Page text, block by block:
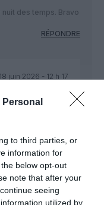
to third parties, or
information for
below opt-out
note that after your
seeing
utilized by
des temps. Bravo
RÉPONDRE
18 juin 2026 - 12 h 17
dire que
RÉPONDRE
juin 2026 - 10 h
31 min